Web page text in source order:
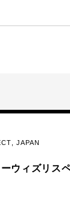
JAPAN
ウィズリ